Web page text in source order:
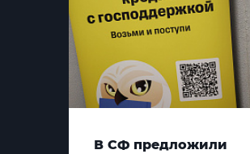
В СФ предложили